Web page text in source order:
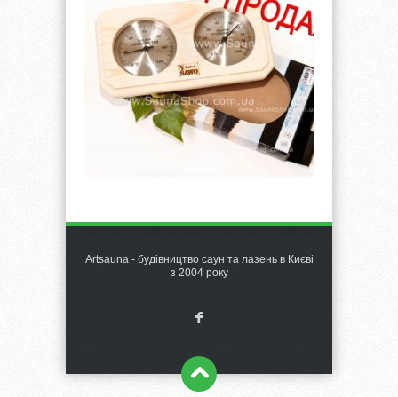
Artsauna - будівництво саун та лазень в Києві
з 2004 року
F